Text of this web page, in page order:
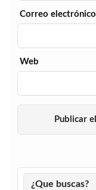
Correo electrónico
Web
¿Que buscas?